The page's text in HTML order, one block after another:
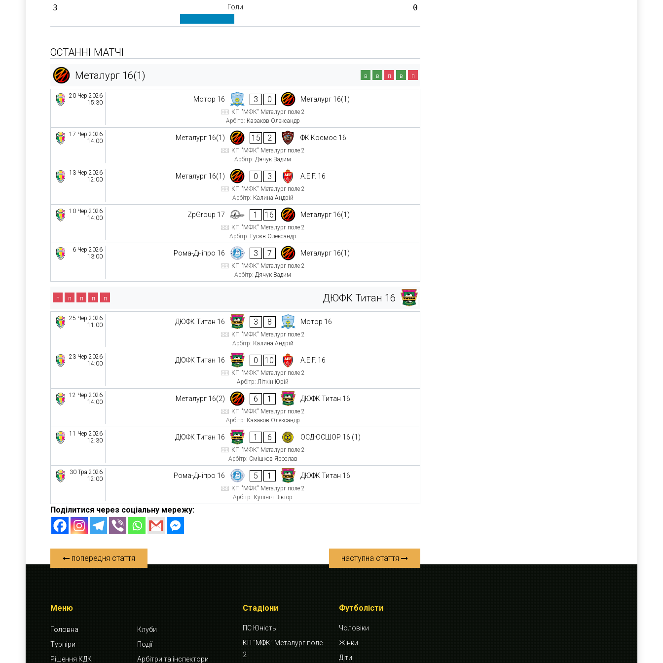
3 Голи 0
ОСТАННІ МАТЧІ
Металург 16(1)
в в п в п
20 Чер 2026
15:30
Мотор 16 3 0 Металург 16(1)
КП "МФК" Металург поле 2
Арбітр: Казаков Олександр
17 Чер 2026
14:00
Металург 16(1) 15 2 ФК Космос 16
КП "МФК" Металург поле 2
Арбітр: Дячук Вадим
13 Чер 2026
12:00
Металург 16(1) 0 3 A.E.F. 16
КП "МФК" Металург поле 2
Арбітр: Калина Андрій
10 Чер 2026
14:00
ZpGroup 17 1 16 Металург 16(1)
КП "МФК" Металург поле 2
Арбітр: Гусєв Олександр
6 Чер 2026
13:00
Рома-Дніпро 16 3 7 Металург 16(1)
КП "МФК" Металург поле 2
Арбітр: Дячук Вадим
ДЮФК Титан 16
п п п п п
25 Чер 2026
11:00
ДЮФК Титан 16 3 8 Мотор 16
КП "МФК" Металург поле 2
Арбітр: Калина Андрій
23 Чер 2026
14:00
ДЮФК Титан 16 0 10 A.E.F. 16
КП "МФК" Металург поле 2
Арбітр: Літкін Юрій
12 Чер 2026
14:00
Металург 16(2) 6 1 ДЮФК Титан 16
КП "МФК" Металург поле 2
Арбітр: Казаков Олександр
11 Чер 2026
12:30
ДЮФК Титан 16 1 6 ОСДЮСШОР 16 (1)
КП "МФК" Металург поле 2
Арбітр: Смішков Ярослав
30 Тра 2026
12:00
Рома-Дніпро 16 5 1 ДЮФК Титан 16
КП "МФК" Металург поле 2
Арбітр: Кулініч Віктор
Поділитися через соціальну мережу:
попередня стаття наступна стаття
Меню
Головна
Клуби
Турніри
Події
Рішення КДК
Арбітри та інспектори
Стадіони
ПС Юність
КП “МФК” Металург поле
2
Футболісти
Чоловіки
Жінки
Діти